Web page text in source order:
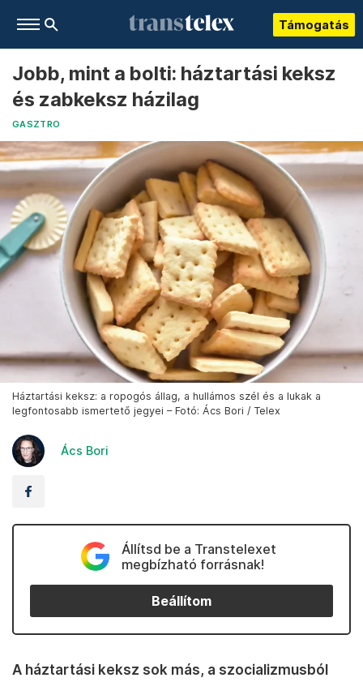
Támogatás
Jobb, mint a bolti: háztartási keksz
és zabkeksz házilag
GASZTRO
Háztartási keksz: a ropogós állag, a hullámos szél és a lukak a
legfontosabb ismertető jegyei – Fotó: Ács Bori / Telex
Ács Bori
Állítsd be a Transtelexet
megbízható forrásnak!
Beállítom
A háztartási keksz sok más, a szocializmusból